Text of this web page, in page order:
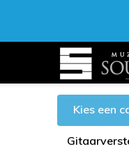
Kies een